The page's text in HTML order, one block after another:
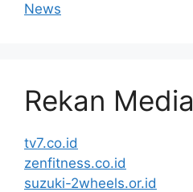
News
Rekan Media
tv7.co.id
zenfitness.co.id
suzuki-2wheels.or.id